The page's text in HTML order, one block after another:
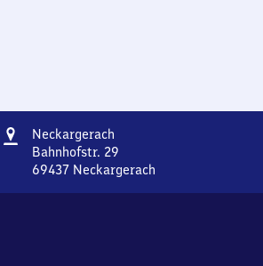
Adresse
Neckargerach
Bahnhofstr. 29
69437 Neckargerach